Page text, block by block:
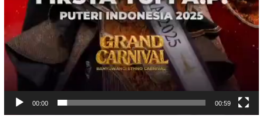
00:00 00:59